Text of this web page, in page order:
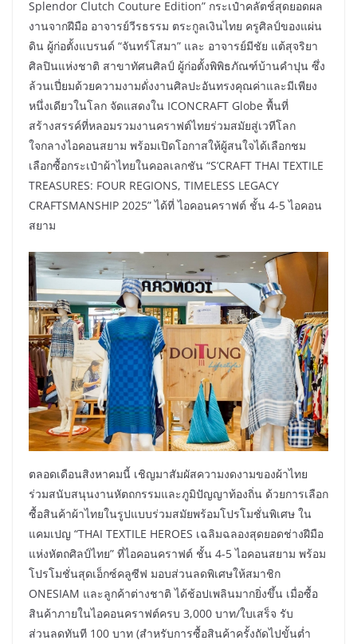
Splendor Clutch Couture Edition” กระเป๋าคลัตช์สุดยอดผล
งานจากฝีมือ อาจารย์วีรธรรม ตระกูลเงินไทย ครูศิลป์ของแผ่น
ดิน ผู้ก่อตั้งแบรนด์ “จันทร์โสมา” และ อาจารย์มีชัย แต้สุจริยา
ศิลปินแห่งชาติ สาขาทัศนศิลป์ ผู้ก่อตั้งพิพิธภัณฑ์บ้านคำปุน ซึ่ง
ล้วนเปี่ยมด้วยความงามดั่งงานศิลปะอันทรงคุณค่าและมีเพียง
หนึ่งเดียวในโลก จัดแสดงใน ICONCRAFT Globe พื้นที่
สร้างสรรค์ที่หลอมรวมงานคราฟต์ไทยร่วมสมัยสู่เวทีโลก
ใจกลางไอคอนสยาม พร้อมเปิดโอกาสให้ผู้สนใจได้เลือกชม
เลือกซื้อกระเป๋าผ้าไทยในคอลเลกชัน “S’CRAFT THAI TEXTILE
TREASURES: FOUR REGIONS, TIMELESS LEGACY
CRAFTSMANSHIP 2025” ได้ที่ ไอคอนคราฟต์ ชั้น 4-5 ไอคอน
สยาม
ตลอดเดือนสิงหาคมนี้ เชิญมาสัมผัสความงดงามของผ้าไทย
ร่วมสนับสนุนงานหัตถกรรมและภูมิปัญญาท้องถิ่น ด้วยการเลือก
ซื้อสินค้าผ้าไทยในรูปแบบร่วมสมัยพร้อมโปรโมชั่นพิเศษ ใน
แคมเปญ “THAI TEXTILE HEROES เฉลิมฉลองสุดยอดช่างฝีมือ
แห่งหัตถศิลป์ไทย” ที่ไอคอนคราฟต์ ชั้น 4-5 ไอคอนสยาม พร้อม
โปรโมชั่นสุดเอ็กซ์คลูซีฟ มอบส่วนลดพิเศษให้สมาชิก
ONESIAM และลูกค้าต่างชาติ ได้ช้อปเพลินมากยิ่งขึ้น เมื่อซื้อ
สินค้าภายในไอคอนคราฟต์ครบ 3,000 บาท/ใบเสร็จ รับ
ส่วนลดทันที 100 บาท (สำหรับการซื้อสินค้าครั้งถัดไปขั้นต่ำ